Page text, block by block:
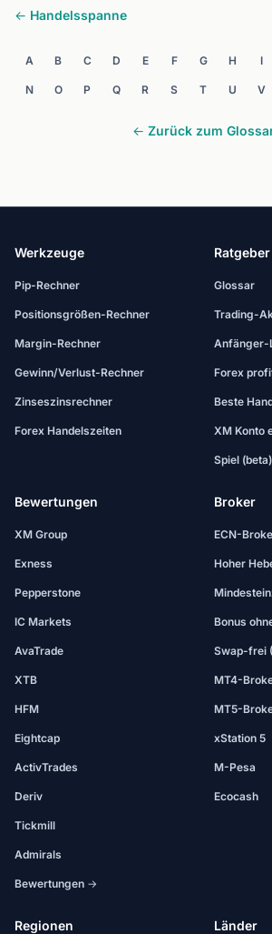
← Handelsspanne
A B C D E F G H I
N O P Q R S T U V
← Zurück zum
Werkzeuge
Pip-Rechner
Positionsgrößen-Rechner
Margin-Rechner
Gewinn/Verlust-Rechner
Zinseszinsrechner
Forex Handelszeiten
Ratgeber
Glossar
Trading-
Anfänger-
Forex
Beste
XM Konto
Spiel (beta)
Bewertungen
XM Group
Exness
Pepperstone
IC Markets
AvaTrade
XTB
HFM
Eightcap
ActivTrades
Deriv
Tickmill
Admirals
Bewertungen →
Broker
ECN-
Hoher
Bonus
Swap-frei
MT4-
MT5-
xStation 5
M-Pesa
Ecocash
Regionen Länder